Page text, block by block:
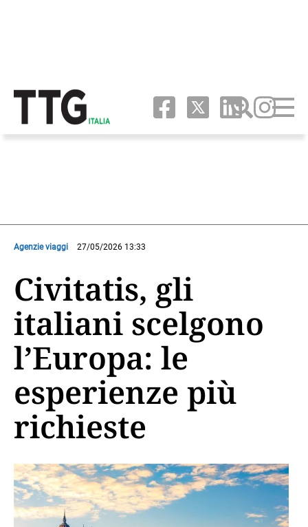
Agenzie viaggi 27/05/2026 13:33
Civitatis, gli
italiani scelgono
l’Europa: le
esperienze più
richieste